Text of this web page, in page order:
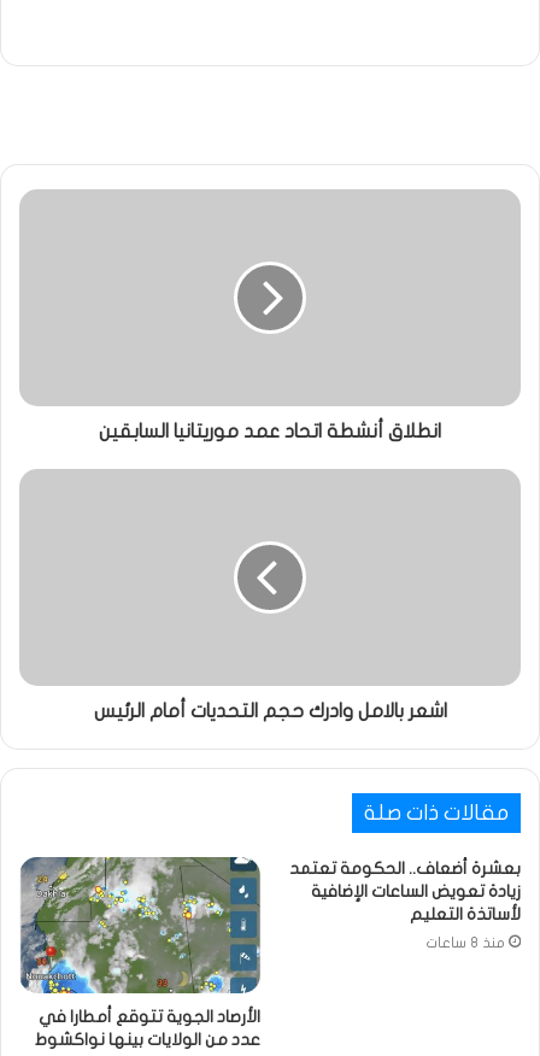
انطلاق أنشطة اتحاد عمد موريتانيا السابقين
اشعر بالامل وادرك حجم التحديات أمام الرئيس
مقالات ذات صلة
بعشرة أضعاف.. الحكومة تعتمد
زيادة تعويض الساعات الإضافية
لأساتذة التعليم
منذ 8 ساعات
الأرصاد الجوية تتوقع أمطارا في
عدد من الولايات بينها نواكشوط